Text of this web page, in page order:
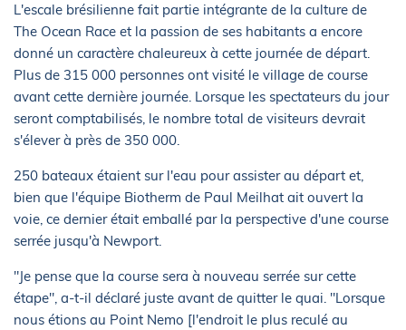
L'escale brésilienne fait partie intégrante de la culture de
The Ocean Race et la passion de ses habitants a encore
donné un caractère chaleureux à cette journée de départ.
Plus de 315 000 personnes ont visité le village de course
avant cette dernière journée. Lorsque les spectateurs du jour
seront comptabilisés, le nombre total de visiteurs devrait
s'élever à près de 350 000.
250 bateaux étaient sur l'eau pour assister au départ et,
bien que l'équipe Biotherm de Paul Meilhat ait ouvert la
voie, ce dernier était emballé par la perspective d'une course
serrée jusqu'à Newport.
"Je pense que la course sera à nouveau serrée sur cette
étape", a-t-il déclaré juste avant de quitter le quai. "Lorsque
nous étions au Point Nemo [l'endroit le plus reculé au